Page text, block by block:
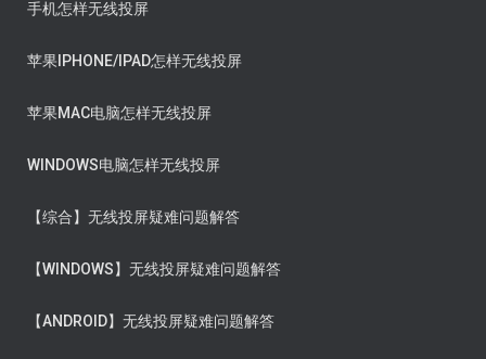
手机怎样无线投屏
苹果IPHONE/IPAD怎样无线投屏
苹果MAC电脑怎样无线投屏
WINDOWS电脑怎样无线投屏
【综合】无线投屏疑难问题解答
【WINDOWS】无线投屏疑难问题解答
【ANDROID】无线投屏疑难问题解答